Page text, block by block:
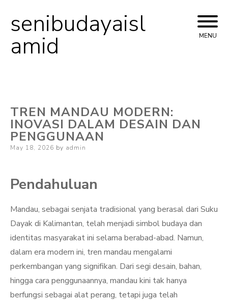
Skip
to
senibudayaisl
amid MENU
TREN MANDAU MODERN:
INOVASI DALAM DESAIN DAN
PENGGUNAAN
Posted
May 18, 2026 by admin
Pendahuluan
Mandau, sebagai senjata tradisional yang berasal dari Suku
Dayak di Kalimantan, telah menjadi simbol budaya dan
identitas masyarakat ini selama berabad-abad. Namun,
dalam era modern ini, tren mandau mengalami
perkembangan yang signifikan. Dari segi desain, bahan,
hingga cara penggunaannya, mandau kini tak hanya
berfungsi sebagai alat perang, tetapi juga telah